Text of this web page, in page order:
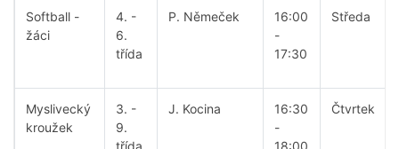
Softball -
žáci
4. -
6.
třída
P. Němeček
16:00
-
17:30
Středa
Myslivecký
kroužek
3. -
9.
třída
J. Kocina
16:30
-
18:00
Čtvrtek